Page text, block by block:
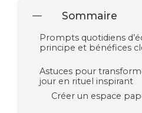
Sommaire
Prompts quotidiens
principe et bénéfices
Astuces pour
jour en rituel inspirant
Créer un espace